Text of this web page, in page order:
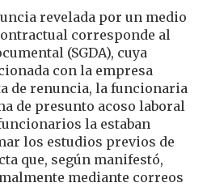
revelada por un medio
corresponde al
(SGDA), cuya
con la empresa
de renuncia, la funcionaria
de presunto acoso laboral
la estaban
los estudios previos de
que, según manifestó,
mediante correos